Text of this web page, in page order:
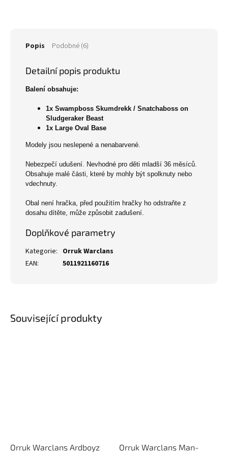
Související produkty
Orruk Warclans Ardboyz
Orruk Warclans Man-
Popis Podobné (6)
Detailní popis produktu
Balení obsahuje:
1x Swampboss Skumdrekk / Snatchaboss on
Sludgeraker Beast
1x Large Oval Base
Modely jsou neslepené a nenabarvené.
Nebezpečí udušení. Nevhodné pro děti mladší 36 měsíců.
Obsahuje malé části, které by mohly být spolknuty nebo
vdechnuty.
Obal není hračka, před použitím hračky ho odstraňte z
dosahu dítěte, může způsobit zadušení.
Doplňkové parametry
Kategorie: Orruk Warclans
EAN: 5011921160716